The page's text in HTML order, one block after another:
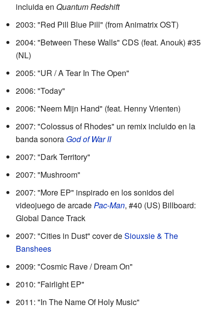
incluida en Quantum Redshift
2003: "Red Pill Blue Pill" (from Animatrix OST)
2004: "Between These Walls" CDS (feat. Anouk) #35
(NL)
2005: "UR / A Tear In The Open"
2006: "Today"
2006: "Neem Mijn Hand" (feat. Henny Vrienten)
2007: "Colossus of Rhodes" un remix incluido en la
banda sonora God of War II
2007: "Dark Territory"
2007: "Mushroom"
2007: "More EP" inspirado en los sonidos del
videojuego de arcadePac-Man, #40 (US) Billboard:
Global Dance Track
2007: "Cities in Dust" cover deSiouxsie & The
Banshees
2009: "Cosmic Rave / Dream On"
2010: "Fairlight EP"
2011: "In The Name Of Holy Music"